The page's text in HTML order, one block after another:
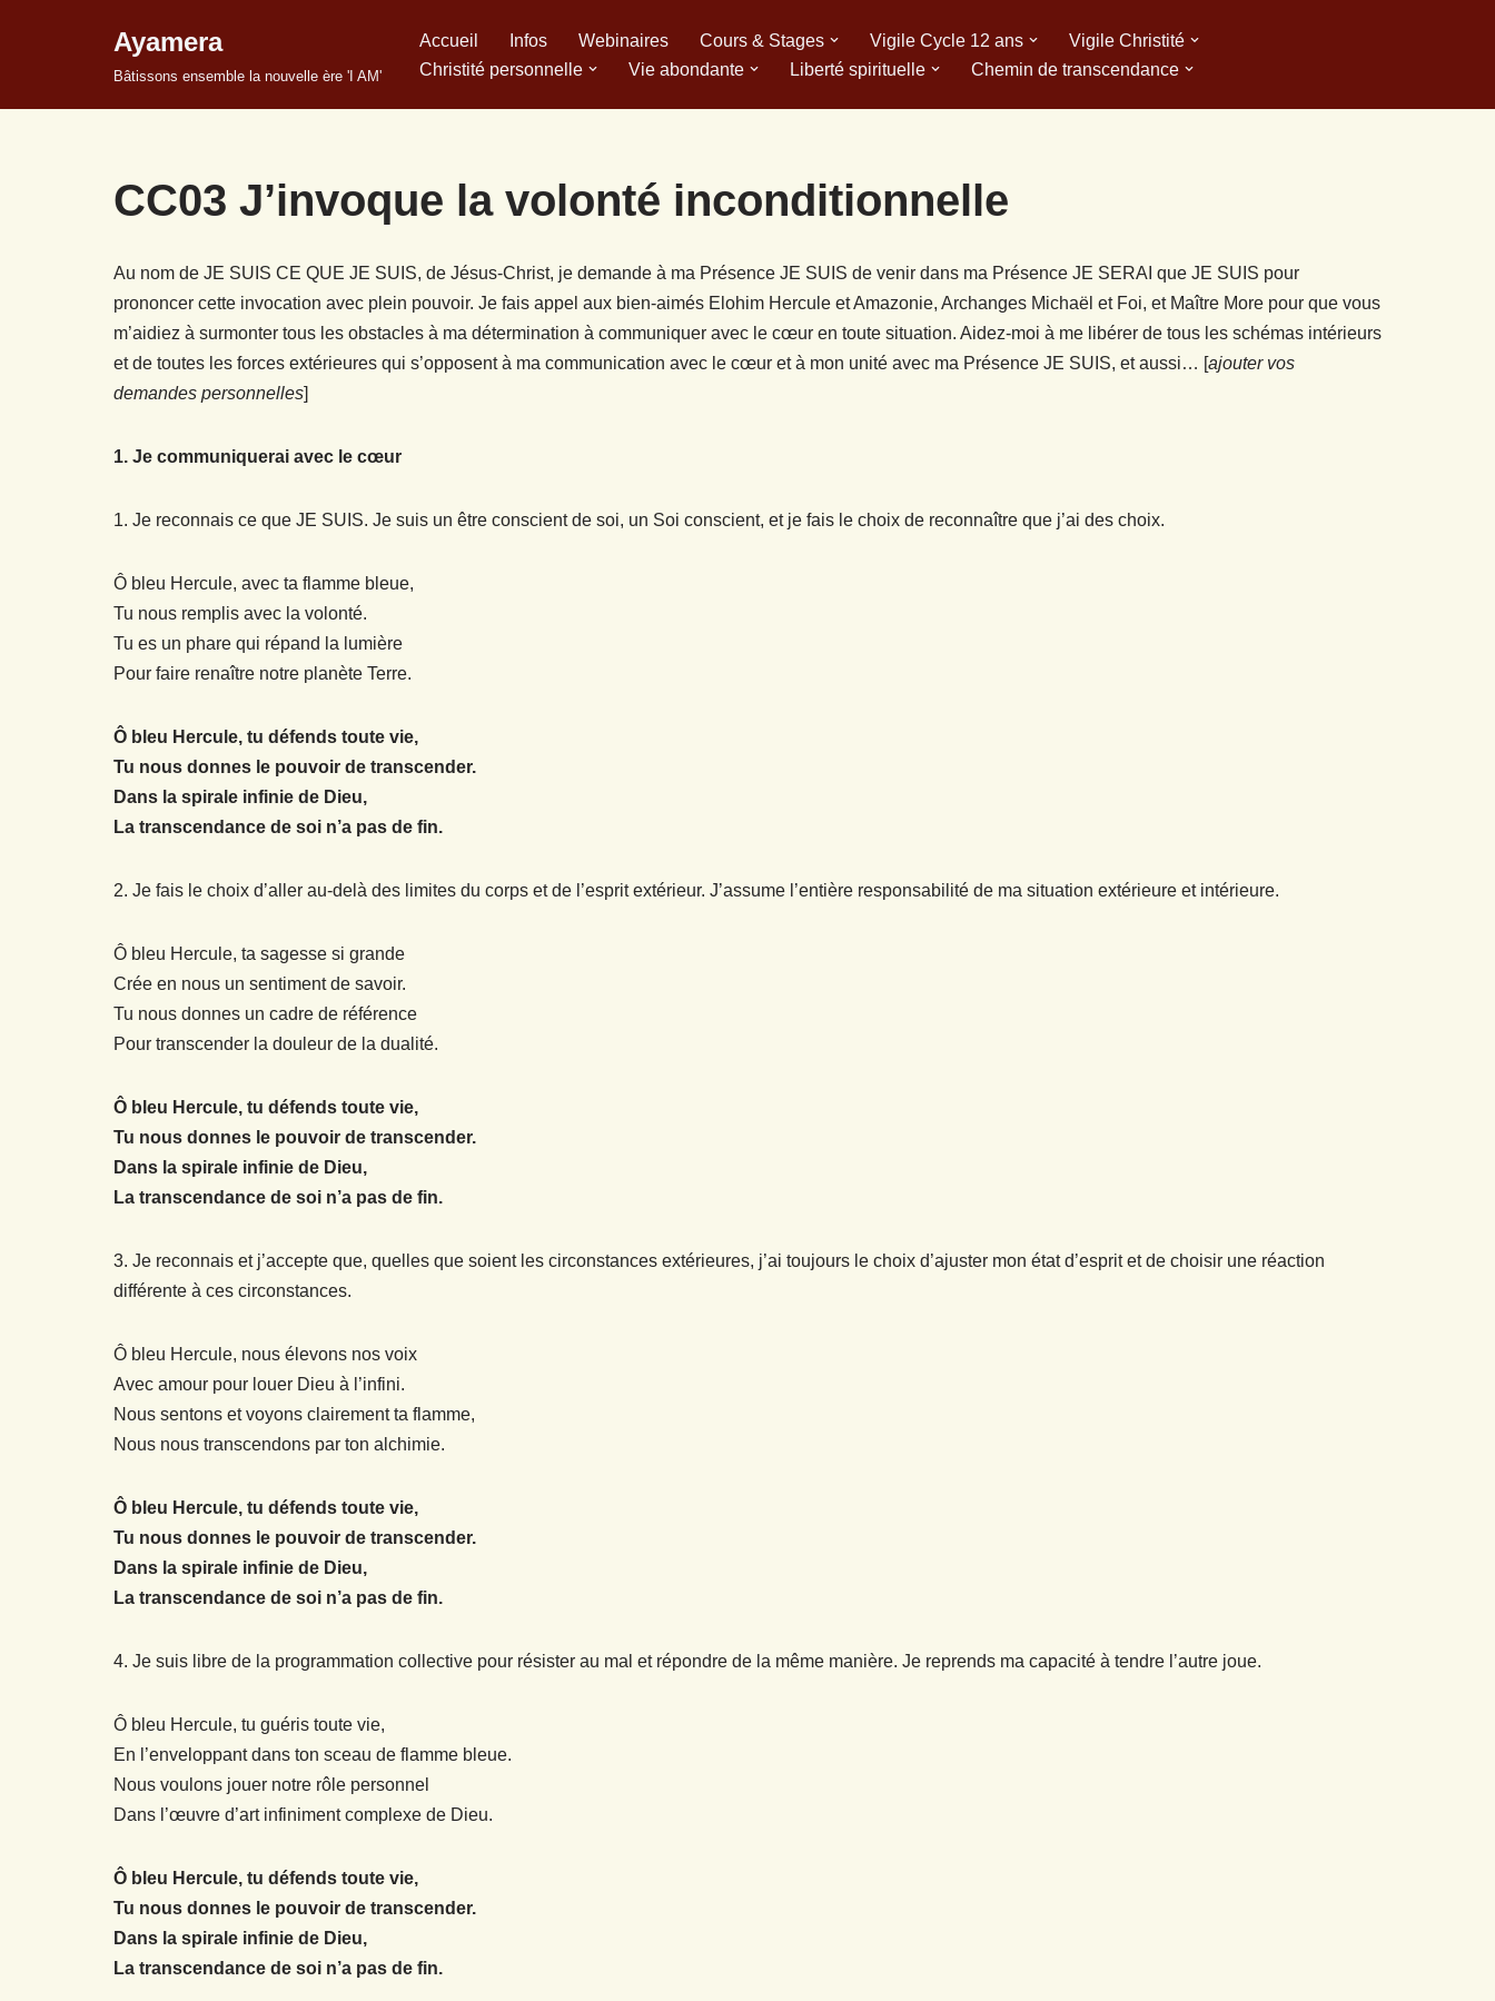
Ayamera
Bâtissons ensemble la nouvelle ère 'I AM'
Accueil Infos Webinaires Cours & Stages Vigile Cycle 12 ans
Vigile Christité
Christité personnelle
Vie abondante Liberté spirituelle Chemin de transcendance
CC03 J’invoque la volonté inconditionnelle
Au nom de JE SUIS CE QUE JE SUIS, de Jésus-Christ, je demande à ma Présence JE SUIS de venir dans ma Présence JE SERAI que JE SUIS pour
prononcer cette invocation avec plein pouvoir. Je fais appel aux bien-aimés Elohim Hercule et Amazonie, Archanges Michaël et Foi, et Maître More pour que vous
m’aidiez à surmonter tous les obstacles à ma détermination à communiquer avec le cœur en toute situation. Aidez-moi à me libérer de tous les schémas intérieurs
et de toutes les forces extérieures qui s’opposent à ma communication avec le cœur et à mon unité avec ma Présence JE SUIS, et aussi… [ajouter vos
demandes personnelles]
1. Je communiquerai avec le cœur
1. Je reconnais ce que JE SUIS. Je suis un être conscient de soi, un Soi conscient, et je fais le choix de reconnaître que j’ai des choix.
Ô bleu Hercule, avec ta flamme bleue,
Tu nous remplis avec la volonté.
Tu es un phare qui répand la lumière
Pour faire renaître notre planète Terre.
Ô bleu Hercule, tu défends toute vie,
Tu nous donnes le pouvoir de transcender.
Dans la spirale infinie de Dieu,
La transcendance de soi n’a pas de fin.
2. Je fais le choix d’aller au-delà des limites du corps et de l’esprit extérieur. J’assume l’entière responsabilité de ma situation extérieure et intérieure.
Ô bleu Hercule, ta sagesse si grande
Crée en nous un sentiment de savoir.
Tu nous donnes un cadre de référence
Pour transcender la douleur de la dualité.
Ô bleu Hercule, tu défends toute vie,
Tu nous donnes le pouvoir de transcender.
Dans la spirale infinie de Dieu,
La transcendance de soi n’a pas de fin.
3. Je reconnais et j’accepte que, quelles que soient les circonstances extérieures, j’ai toujours le choix d’ajuster mon état d’esprit et de choisir une réaction
différente à ces circonstances.
Ô bleu Hercule, nous élevons nos voix
Avec amour pour louer Dieu à l’infini.
Nous sentons et voyons clairement ta flamme,
Nous nous transcendons par ton alchimie.
Ô bleu Hercule, tu défends toute vie,
Tu nous donnes le pouvoir de transcender.
Dans la spirale infinie de Dieu,
La transcendance de soi n’a pas de fin.
4. Je suis libre de la programmation collective pour résister au mal et répondre de la même manière. Je reprends ma capacité à tendre l’autre joue.
Ô bleu Hercule, tu guéris toute vie,
En l’enveloppant dans ton sceau de flamme bleue.
Nous voulons jouer notre rôle personnel
Dans l’œuvre d’art infiniment complexe de Dieu.
Ô bleu Hercule, tu défends toute vie,
Tu nous donnes le pouvoir de transcender.
Dans la spirale infinie de Dieu,
La transcendance de soi n’a pas de fin.